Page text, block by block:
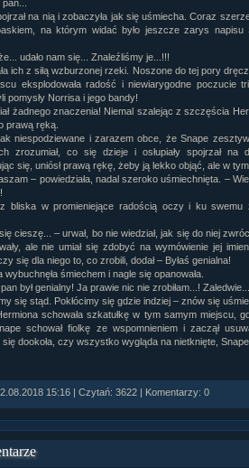
na nią i zobaczyła jak się uśmiecha. Coraz
na którym widać było jeszcze zarys
udało nam się... Znaleźliśmy je...!!!
ich z siłą wzburzonej rzeki. Noszone do tej pory
eksplodowała radość i niewiarygodne poczucie
pomysły Norrisa i jego bandy!
żadnego znaczenia! Niemal szalejąc z szczęścia
prawą ręką.
niespodziewane i zarazem obce, że Snape
zrozumiał, co się dzieje i osłupiały spojrzał
się, uniósł prawą rękę, żeby ją lekko objąć, ale w
– powiedziała, nadal szeroko uśmiechnięta. –
z bliska w promieniejące radością oczy i ku swemu
cieszę... – urwał, bo nie wiedział, jak się do niej
ale nie umiał się zdobyć na wymówienie jej
się dla niego to, co zrobili, dodał – Byłaś genialna!
wybuchnęła śmiechem i nagle się opanowała.
był genialny! Ja prawie nic nie zrobiłam...! Zaledwie...
się stąd. Pokłócimy się gdzie indziej – znów się
schowała szkatułkę w tym samym miejscu,
schował fiolkę ze wspomnieniem i zaczął
dookoła, czy wszystko wygląda na nietknięte, Snape
15:16 | Czytań: 3622 | Komentarzy: 0